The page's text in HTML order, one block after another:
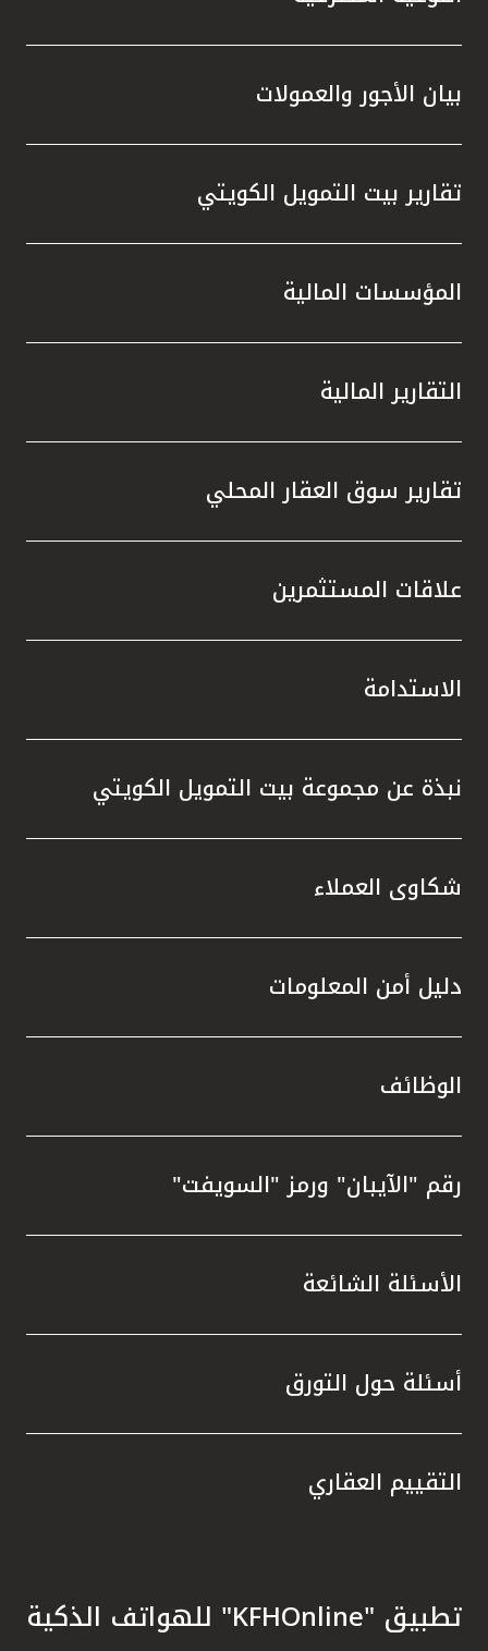
بيان الأجور والعمولات
تقارير بيت التمويل الكويتي
المؤسسات المالية
التقارير المالية
تقارير سوق العقار المحلي
علاقات المستثمرين
الاستدامة
نبذة عن مجموعة بيت التمويل الكويتي
شكاوى العملاء
دليل أمن المعلومات
الوظائف
رقم "الآيبان" ورمز "السويفت"
الأسئلة الشائعة
أسئلة حول التورق
التقييم العقاري
تطبيق "KFHOnline" للهواتف الذكية